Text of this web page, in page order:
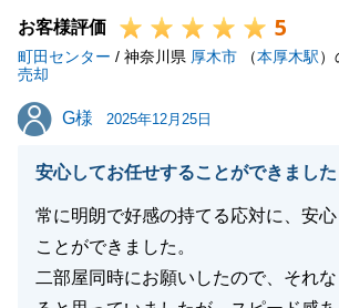
お客様評価
5
町田センター / 神奈川県 厚木市 （本厚木駅）
売却
G様
G様 2025年12月25日
安心してお任せすることができました
常に明朗で好感の持てる応対に、安
ことができました。
二部屋同時にお願いしたので、それ